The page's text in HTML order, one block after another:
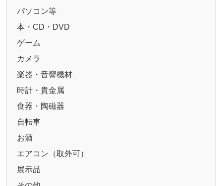
パソコン等
本・CD・DVD
ゲーム
カメラ
楽器・音響機材
時計・貴金属
食器・陶磁器
自転車
お酒
エアコン（取外可）
展示品